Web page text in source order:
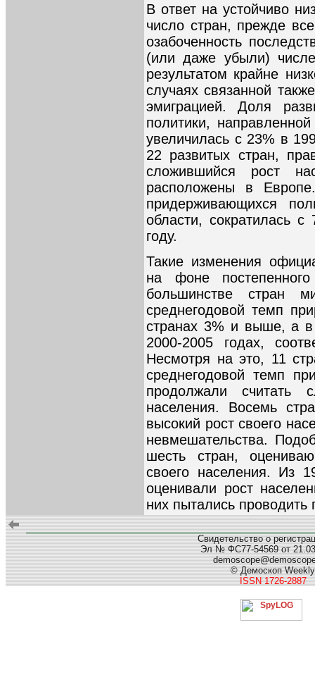
В ответ на устойчиво
число стран, прежде
озабоченность
(или даже убыли)
результатом крайне
случаях связанной
эмиграцией. Доля
политики,
увеличилась с 23% в
22 развитых стран,
сложившийся рост
расположены в
придерживающихся
области, сократилась
году.
Такие изменения
на фоне
большинстве стран
среднегодовой темп
странах 3% и выше, а
2000-2005 годах,
Несмотря на это, 11
среднегодовой темп
продолжали считать
населения. Восемь
высокий рост своего
невмешательства.
шесть стран,
своего населения. Из
оценивали рост
них пытались
Свидетельство о
Эл № ФС77-54569 от
© Демоскоп Weekly
ISSN 1726-2887